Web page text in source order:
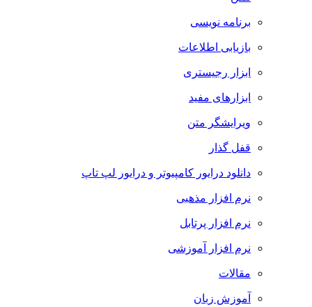
برنامه نویسی
بازیابی اطلاعات
ابزار رجیستری
ابزارهای مفید
ویرایشگر متن
قفل گذار
دانلود درایور کامپیوتر و درایور لپ تاپ
نرم افزار مذهبی
نرم افزار پرتابل
نرم افزار آموزشی
مقالات
آموزش زبان